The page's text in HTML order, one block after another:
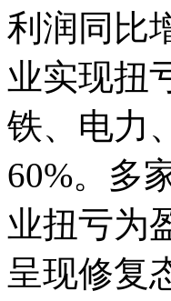
利润同比
业实现扭
铁、电力
60%。多
业扭亏为
呈现修复